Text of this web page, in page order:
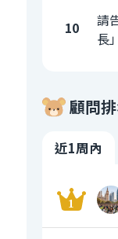
10
請
長
顧問
近1周內